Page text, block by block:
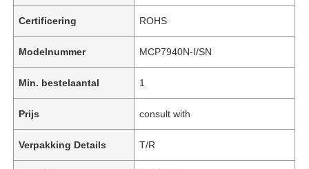
Certificering ROHS
Modelnummer MCP7940N-I/SN
Min. bestelaantal 1
Prijs consult with
Verpakking Details T/R